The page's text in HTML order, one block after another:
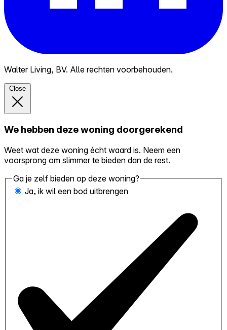
Walter Living, BV. Alle rechten voorbehouden.
Close
We hebben deze woning doorgerekend
Weet wat deze woning écht waard is. Neem een
voorsprong om slimmer te bieden dan de rest.
Ga je zelf bieden op deze woning?
Ja, ik wil een bod uitbrengen